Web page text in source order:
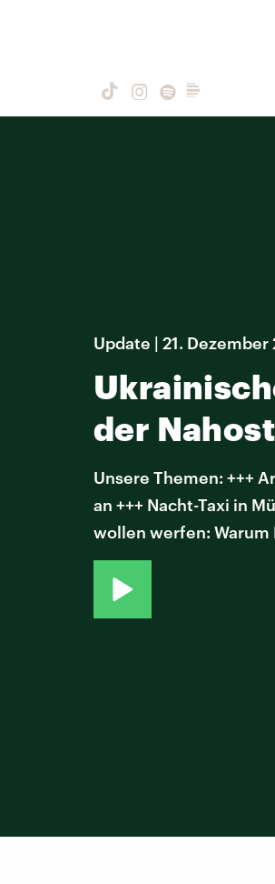
Update | 21. Dezember
der
Unsere Themen: +++
an +++ Nacht-Taxi in
wollen werfen: Warum